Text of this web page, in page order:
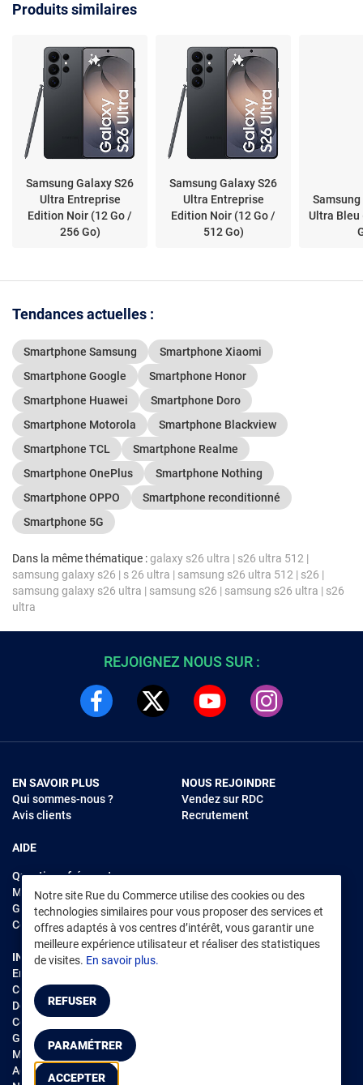
Produits similaires
Samsung Galaxy S26
Ultra Entreprise
Edition Noir (12 Go /
256 Go)
Samsung Galaxy S26
Ultra Entreprise
Edition Noir (12 Go /
512 Go)
Ultra Bleu
Tendances actuelles :
Smartphone Samsung
Smartphone Xiaomi
Smartphone Google
Smartphone Honor
Smartphone Huawei
Smartphone Doro
Smartphone Motorola
Smartphone Blackview
Smartphone TCL
Smartphone Realme
Smartphone OnePlus
Smartphone Nothing
Smartphone OPPO
Smartphone reconditionné
Smartphone 5G
Dans la même thématique :galaxy s26 ultra | s26 ultra 512 |
samsung galaxy s26 | s 26 ultra | samsung s26 ultra 512 | s26 |
samsung galaxy s26 ultra | samsung s26 | samsung s26 ultra | s26
ultra
Notre site Rue du Commerce utilise des cookies ou des
technologies similaires pour vous proposer des services et
offres adaptés à vos centres d’intérêt, vous garantir une
meilleure expérience utilisateur et réaliser des statistiques
de visites. En savoir plus.
REFUSER
PARAMÉTRER
ACCEPTER
REJOIGNEZ NOUS SUR :
EN SAVOIR PLUS
Qui sommes-nous ?
Avis clients
AIDE
Questions fréquentes
Modes de règlements
Garantie et retours
Contacter Rue du Commerce
NOUS REJOINDRE
Vendez sur RDC
Recrutement
INFORMATIONS LÉGALES
Environnement
CGV /CGU Marketplace
Données personnelles
Cookies
Gérer mes cookies
Mentions légales
Accessibilité : non conforme